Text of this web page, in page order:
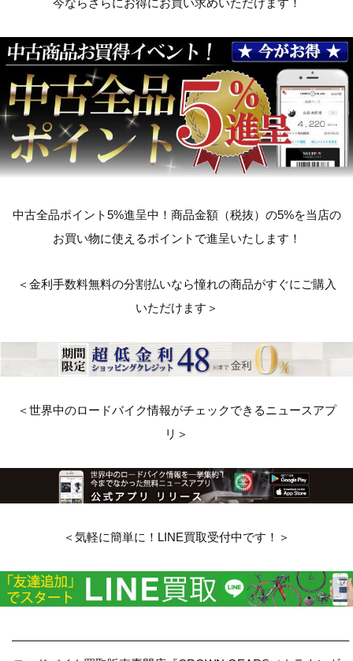
今ならさらにお得にお買い求めいただけます！
中古全品ポイント5%進呈中！商品金額（税抜）の5%を当店の
お買い物に使えるポイントで進呈いたします！
＜金利手数料無料の分割払いなら憧れの商品がすぐにご購入
いただけます＞
＜世界中のロードバイク情報がチェックできるニュースアプ
リ＞
＜気軽に簡単に！LINE買取受付中です！＞
————————————————————————————–